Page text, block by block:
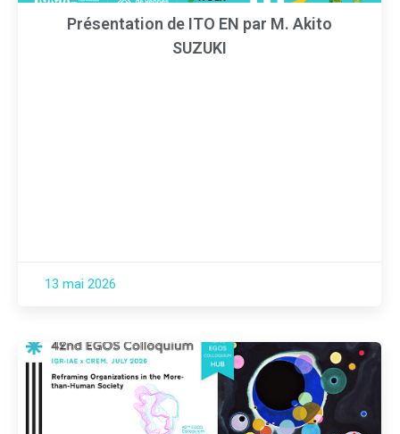
Présentation de ITO EN par M. Akito
SUZUKI
13 mai 2026